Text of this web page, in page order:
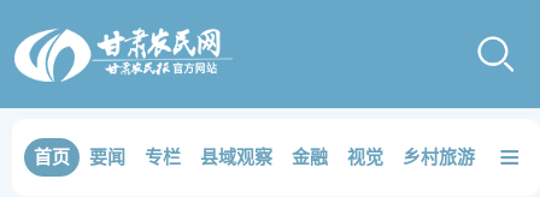
首页 要闻 专栏 县域观察 金融 视觉 乡村旅游 品鉴
≡